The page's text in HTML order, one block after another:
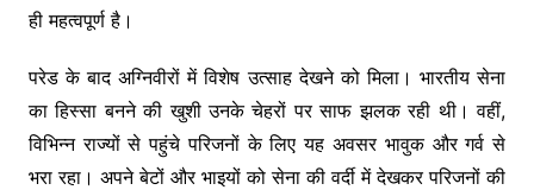
ही महत्वपूर्ण है।
परेड के बाद अग्निवीरों में विशेष उत्साह देखने को मिला। भारतीय सेना
का हिस्सा बनने की खुशी उनके चेहरों पर साफ झलक रही थी। वहीं,
विभिन्न राज्यों से पहुंचे परिजनों के लिए यह अवसर भावुक और गर्व से
भरा रहा। अपने बेटों और भाइयों को सेना की वर्दी में देखकर परिजनों की